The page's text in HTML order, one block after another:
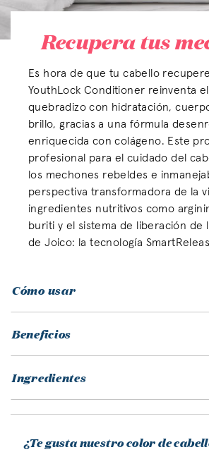
Recupera tus
Es hora de que tu cabello
YouthLock Conditioner reinventa
quebradizo con hidratación,
brillo, gracias a una fórmula
enriquecida con colágeno. Este
profesional para el cuidado del
los mechones rebeldes e
perspectiva transformadora de la
ingredientes nutritivos como
buriti y el sistema de liberación de
de Joico: la tecnología
Cómo usar
Beneficios
Ingredientes
¿Te gusta nuestro color de